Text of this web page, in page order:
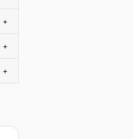
+
+
+